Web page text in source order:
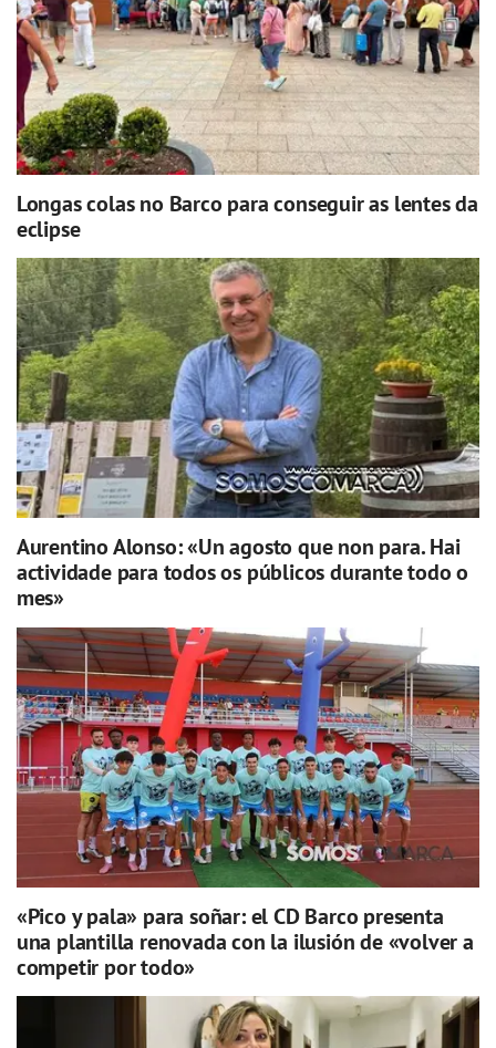
Longas colas no Barco para conseguir as lentes da
eclipse
Aurentino Alonso: «Un agosto que non para. Hai
actividade para todos os públicos durante todo o
mes»
«Pico y pala» para soñar: el CD Barco presenta
una plantilla renovada con la ilusión de «volver a
competir por todo»